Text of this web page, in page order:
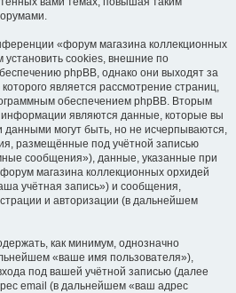
«форум магазина коллекционных
cookies, внешние по
phpBB, однако они выходят за
является рассмотрение страниц,
обеспечением phpBB. Вторым
являются данные, которые вы
могут быть, но не исчерпываются,
размещённые под учётной записью
сообщения»), данные, указанные при
магазина коллекционных орхидей
учётная запись») и сообщения,
и авторизации (в дальнейшем
как минимум, однозначно
«ваше имя пользователя»),
под вашей учётной записью (далее
email (в дальнейшем «ваш адрес